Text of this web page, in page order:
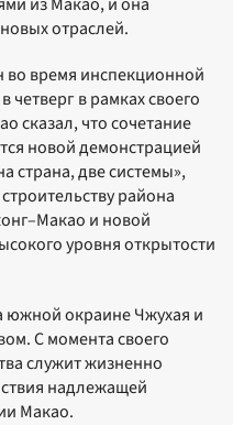
отраслей.
время инспекционной
четверг в рамках своего
сказал, что сочетание
новой демонстрацией
страна, две системы»,
района
и новой
уровня открытости
южной окраине Чжухая и
С момента своего
служит жизненно
надлежащей
Макао.